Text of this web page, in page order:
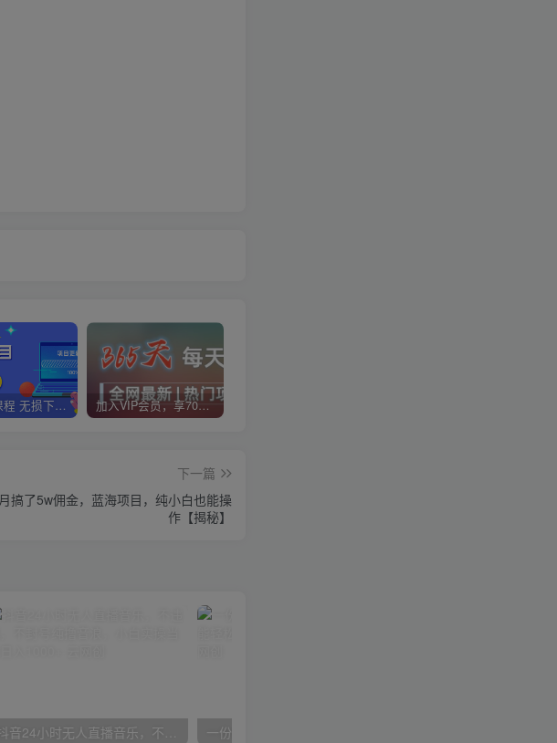
全网VIP课程 无损下载~ 加入VIP会员，享70%的推广提成，免费学习多种网上创业课程，菜鸟秒变大神！
下一篇
搞了5w佣金，蓝海项目，纯小白也能操
作【揭秘】
抖音24小时无人直播音乐，不违规，不封号纯撸音浪，小白实操当天日入1000+